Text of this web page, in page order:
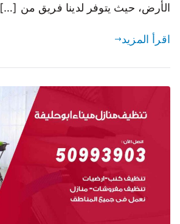
الأرض، حيث يتوفر لدينا فريق من […]
اقرأ المزيد